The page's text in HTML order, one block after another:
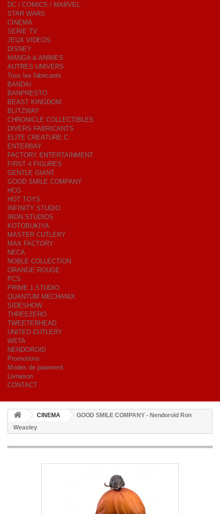
DC / COMICS / MARVEL
STAR WARS
CINEMA
SERIE TV
JEUX VIDEOS
DISNEY
MANGA & ANIMES
AUTRES UNIVERS
Tous les fabricants
BANDAI
BANPRESTO
BEAST KINGDOM
BLITZWAY
CHRONICLE COLLECTIBLES
DIVERS FABRICANTS
ELITE CREATURE C.
ENTERBAY
FACTORY ENTERTAINMENT
FIRST 4 FIGURES
GENTLE GIANT
GOOD SMILE COMPANY
HCG
HOT TOYS
INFINITY STUDIO
IRON STUDIOS
KOTOBUKIYA
MASTER CUTLERY
MAX FACTORY
NECA
NOBLE COLLECTION
ORANGE ROUGE
PCS
PRIME 1 STUDIO
QUANTUM MECHANIX
SIDESHOW
THREEZERO
TWEETERHEAD
UNITED CUTLERY
WETA
NENDOROID
Promotions
Modes de paiement
Livraison
CONTACT
CINEMA
GOOD SMILE COMPANY - Nendoroid Ron
Weasley